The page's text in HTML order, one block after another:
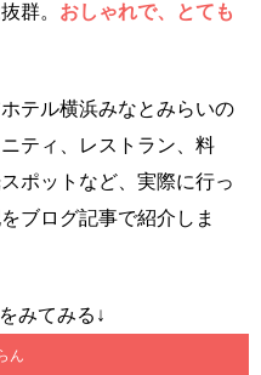
群。 おしゃれで、とても
テル横浜みなとみらいの
ティ、レストラン、料
ポットなど、実際に行っ
ブログ記事で紹介しま
みてみる↓
ん